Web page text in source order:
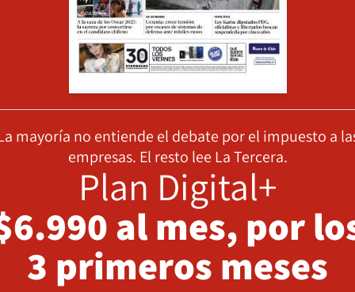
mayoría no entiende el debate por el impuesto a
empresas. El resto lee La Tercera.
Plan Digital+
al mes, por
3 primeros meses